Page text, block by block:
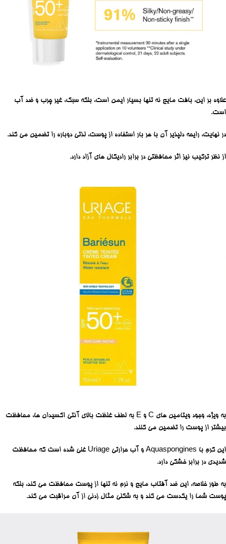
علاوه بر این، بافت مایع نه تنها بسیار ایمن است، بلکه سبک، غیر چرب و ضد آب
است.
در نهایت، رایحه دلپذیر آن با هر بار استفاده از پوست، لذتی دوباره را تضمین می کند.
از نظر ترکیب نیز اثر محافظتی در برابر رادیکال های آزاد دارد.
به ویژه، وجود ویتامین های C و E به لطف غلظت بالای آنتی اکسیدان ها، محافظت
بیشتر از پوست را تضمین می کنند.
این کرم با Aquaspongines و آب حرارتی Uriage غنی شده است که محافظت
شدیدی در برابر خشکی دارد.
به طور خلاصه، این ضد آفتاب مایع و نرم نه تنها از پوست محافظت می کند، بلکه
پوست شما را یکدست می کند و به شکلی مثال زدنی از آن مراقبت می کند.